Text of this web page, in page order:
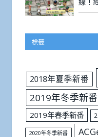
標籤
2018年夏季新番
2019年冬季新番
2019年春季新番
2020年冬季新番